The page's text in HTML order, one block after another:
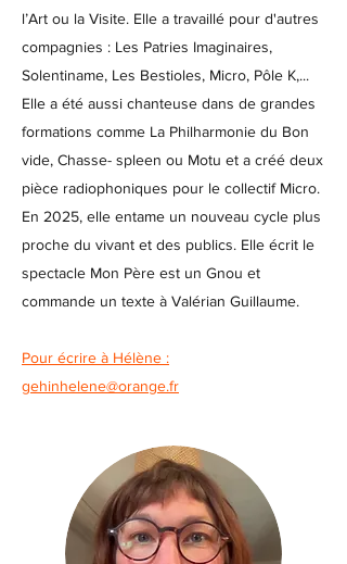
l’Art ou la Visite. Elle a travaillé pour d'autres
compagnies : Les Patries Imaginaires,
Solentiname, Les Bestioles, Micro, Pôle K,...
Elle a été aussi chanteuse dans de grandes
formations comme La Philharmonie du Bon
vide, Chasse- spleen ou Motu et a créé deux
pièce radiophoniques pour le collectif Micro.
En 2025, elle entame un nouveau cycle plus
proche du vivant et des publics. Elle écrit le
spectacle Mon Père est un Gnou et
commande un texte à Valérian Guillaume.
Pour écrire à Hélène :
gehinhelene@orange.fr